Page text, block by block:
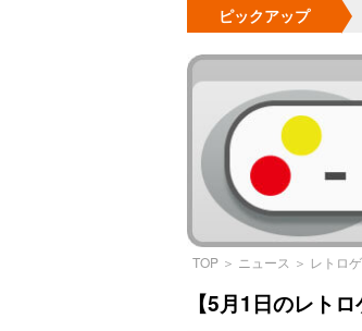
ピックアップ
TOP ＞ ニュース ＞ レトロ
【5月1日のレト